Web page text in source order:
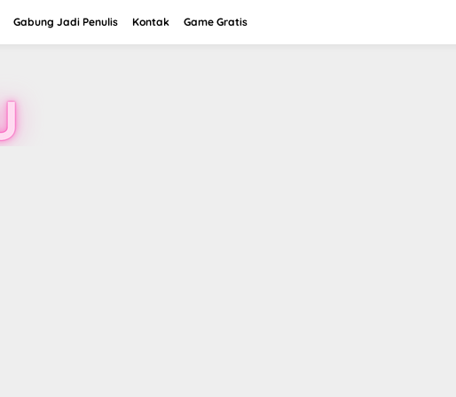
Gabung Jadi Penulis Kontak Game Gratis